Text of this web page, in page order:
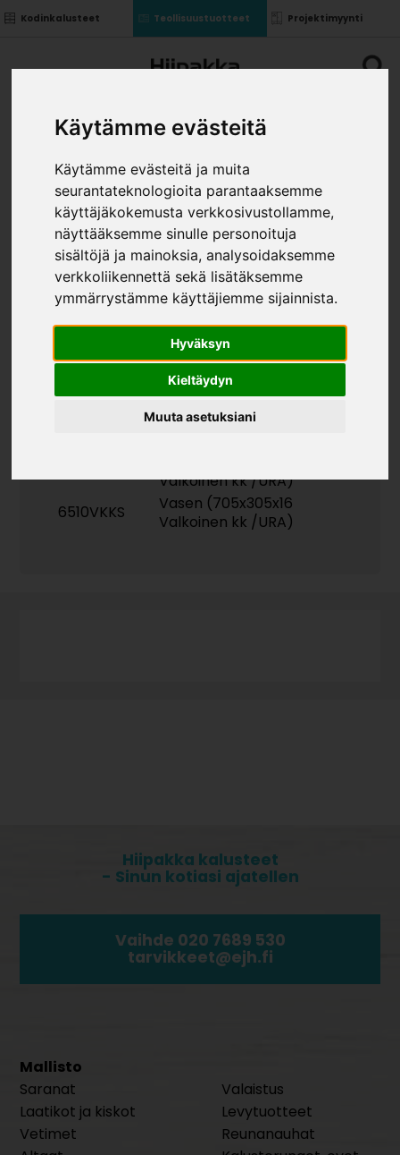
Käytämme evästeitä
Käytämme evästeitä ja muita
seurantateknologioita parantaaksemme
käyttäjäkokemusta verkkosivustollamme,
näyttääksemme sinulle personoituja
sisältöjä ja mainoksia, analysoidaksemme
verkkoliikennettä sekä lisätäksemme
ymmärrystämme käyttäjiemme sijainnista.
Hyväksyn
Kieltäydyn
Muuta asetuksiani
Kodinkalusteet Teollisuustuotteet Projektimyynti
KUIVAUSK. SIVU 705X305
Teollisuustuotteet»Kalusterungot ja ovet»
Komponentit uralla » Kuivausk. sivu 705x305
VÄRI
Valkoinen kk /URA)
6510VKKS
Vasen (705x305x16
Valkoinen kk /URA)
Hiipakka kalusteet
- Sinun kotiasi ajatellen
Vaihde 020 7689 530
tarvikkeet@ejh.fi
Mallisto
Saranat
Laatikot ja kiskot
Vetimet
Valaistus
Levytuotteet
Reunanauhat